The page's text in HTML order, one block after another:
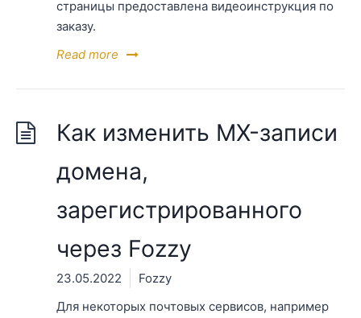
страницы предоставлена видеоинструкция по
заказу.
Read more
Как изменить MX-записи
домена,
зарегистрированного
через Fozzy
23.05.2022
Fozzy
Для некоторых почтовых сервисов, например